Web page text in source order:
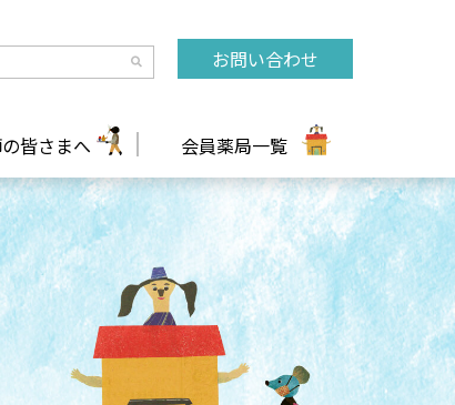
お問い合わせ
皆さまへ 会員薬局一覧